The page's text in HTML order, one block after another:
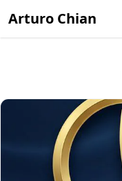
Arturo Chian